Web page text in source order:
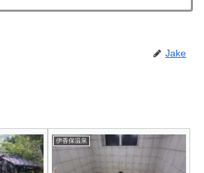
Jake
伊香保温泉